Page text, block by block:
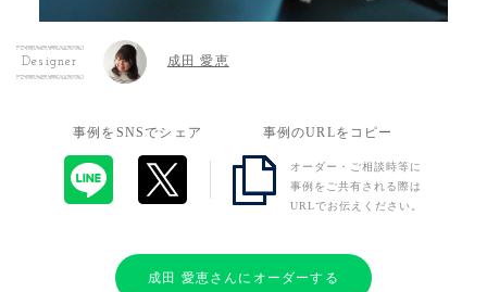
Designer 成田 愛恵
事例をSNSでシェア 事例のURLをコピー
オーダー・ご相談時等に
事例をご共有される際は
URLでお伝えください。
成田 愛恵さんにオーダーする